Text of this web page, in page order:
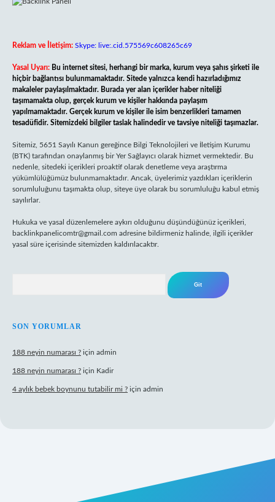
Reklam ve İletişim: Skype: live:.cid.575569c608265c69
Yasal Uyarı: Bu internet sitesi, herhangi bir marka, kurum veya şahıs şirketi ile
hiçbir bağlantısı bulunmamaktadır. Sitede yalnızca kendi hazırladığımız
makaleler paylaşılmaktadır. Burada yer alan içerikler haber niteliği
taşımamakta olup, gerçek kurum ve kişiler hakkında paylaşım
yapılmamaktadır. Gerçek kurum ve kişiler ile isim benzerlikleri tamamen
tesadüfidir. Sitemizdeki bilgiler taslak halindedir ve tavsiye niteliği taşımazlar.
Sitemiz, 5651 Sayılı Kanun gereğince Bilgi Teknolojileri ve İletişim Kurumu
(BTK) tarafından onaylanmış bir Yer Sağlayıcı olarak hizmet vermektedir. Bu
nedenle, sitedeki içerikleri proaktif olarak denetleme veya araştırma
yükümlülüğümüz bulunmamaktadır. Ancak, üyelerimiz yazdıkları içeriklerin
sorumluluğunu taşımakta olup, siteye üye olarak bu sorumluluğu kabul etmiş
sayılırlar.
Hukuka ve yasal düzenlemelere aykırı olduğunu düşündüğünüz içerikleri,
backlinkpanelicomtr@gmail.com adresine bildirmeniz halinde, ilgili içerikler
yasal süre içerisinde sitemizden kaldırılacaktır.
SON YORUMLAR
188 neyin numarası ? için admin
188 neyin numarası ? için Kadir
4 aylık bebek boynunu tutabilir mi ? için admin